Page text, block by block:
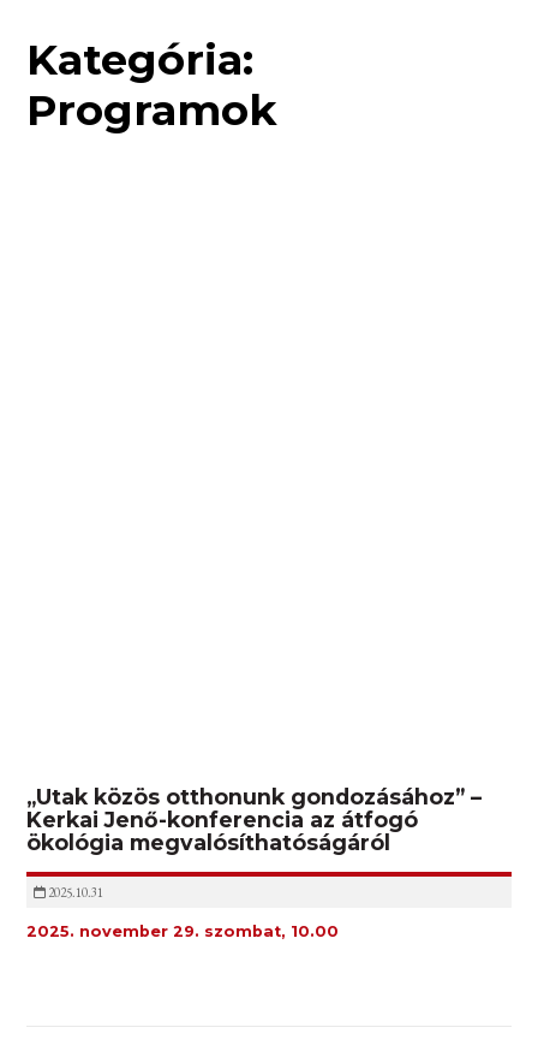
Kategória:
Programok
„Utak közös otthonunk gondozásához” –
Kerkai Jenő-konferencia az átfogó
ökológia megvalósíthatóságáról
2025.10.31
2025. november 29. szombat, 10.00